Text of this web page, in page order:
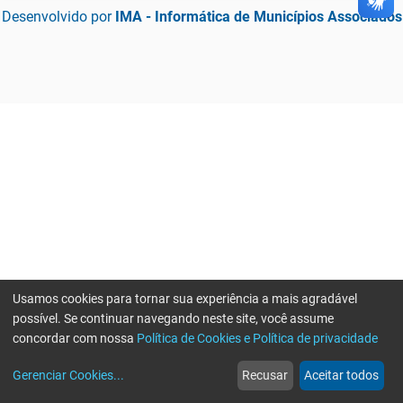
Desenvolvido por IMA - Informática de Municípios Associados
web
Notícias
more_horiz
Mais
Usamos cookies para tornar sua experiência a mais agradável
possível. Se continuar navegando neste site, você assume
concordar com nossa Política de Cookies e Política de privacidade
Gerenciar Cookies... Recusar Aceitar todos